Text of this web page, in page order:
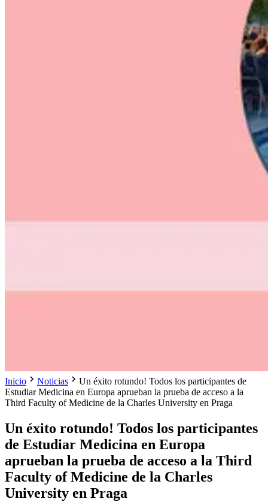
Inicio Noticias
Un éxito rotundo! Todos los participantes de
Estudiar Medicina en Europa aprueban la prueba de acceso a la
Third Faculty of Medicine de la Charles University en Praga
Un éxito rotundo! Todos los participantes
de Estudiar Medicina en Europa
aprueban la prueba de acceso a la Third
Faculty of Medicine de la Charles
University en Praga